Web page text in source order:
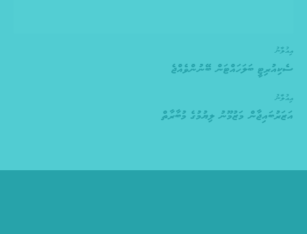
އިއުލާނު
ސެކިއުރިޓީ ބަލަހައްޓަން ބޭނުންވެއްޖެ
އިއުލާނު
އަޒަރުބައިޖާން މަޒުމޫނު ލިޔުމުގެ މުބާރާތް